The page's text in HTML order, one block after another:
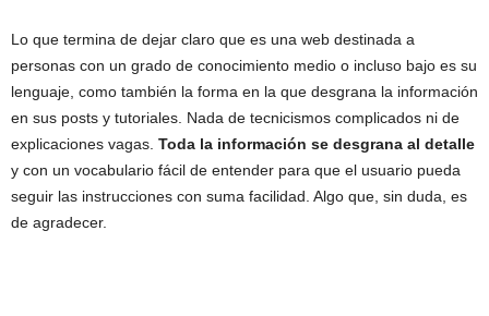
Lo que termina de dejar claro que es una web destinada a
personas con un grado de conocimiento medio o incluso bajo es su
lenguaje, como también la forma en la que desgrana la información
en sus posts y tutoriales. Nada de tecnicismos complicados ni de
explicaciones vagas. Toda la información se desgrana al detalle
y con un vocabulario fácil de entender para que el usuario pueda
seguir las instrucciones con suma facilidad. Algo que, sin duda, es
de agradecer.